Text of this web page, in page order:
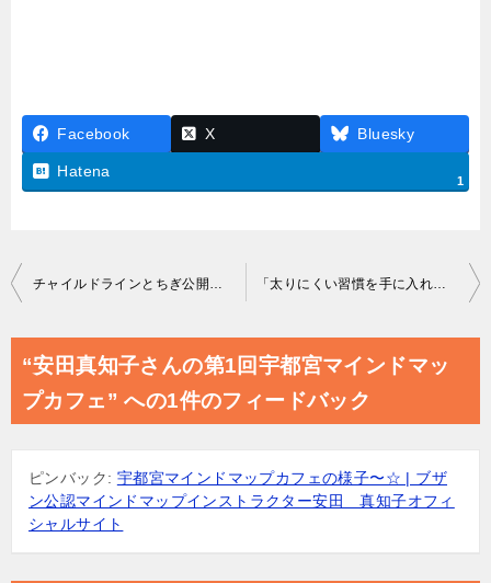
Facebook X Bluesky
Hatena
1
投
ゲ
シ
ョ
チャイルドラインとちぎ公開講演会「ストップいじめ！」荻上チキさん 「太りにくい習慣を手に入れる！マインドフルネスセミナー＆薬膳スイーツのお茶会」を開催しました
“安田真知子さんの第1回宇都宮マインドマッ
プカフェ” への1件のフィードバック
ピンバック: 宇都宮マインドマップカフェの様子〜☆ | ブザ
ン公認マインドマップインストラクター安田 真知子オフィ
シャルサイト